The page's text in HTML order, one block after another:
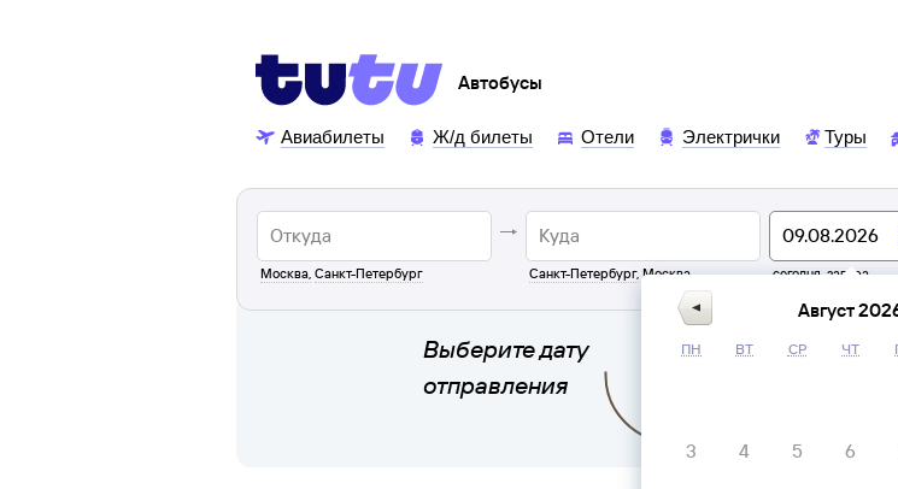
Автобусы
Авиабилеты Ж/д билеты Отели Электрички Туры
Москва, Санкт-Петербург Санкт-Петербург, Москва сегодня, завтра
Выберите дату
отправления
Август
ПН ВТ СР ЧТ
3 4 5 6